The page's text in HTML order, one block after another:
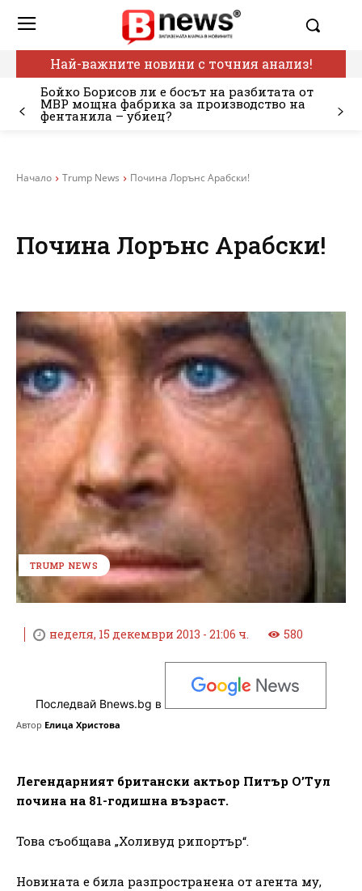
Най-важните новини с точния анализ!
Бойко Борисов ли е босът на разбитата от
МВР мощна фабрика за производство на
фентанила – убиец?
Начало Trump News Почина Лорънс Арабски!
Почина Лорънс Арабски!
TRUMP NEWS
неделя, 15 декември 2013 - 21:06 ч. 580
Последвай Bnews.bg в
Автор Елица Христова
Легендарният британски актьор Питър О’Тул
почина на 81-годишна възраст.
Това съобщава „Холивуд рипортър“.
Новината е била разпространена от агента му,